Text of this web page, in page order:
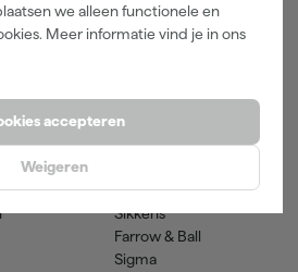
we alleen functionele en
Meer informatie vind je in ons
accepteren
Weigeren
Voorstrijkmiddelen
SPS
Sikkens
Farrow & Ball
Sigma